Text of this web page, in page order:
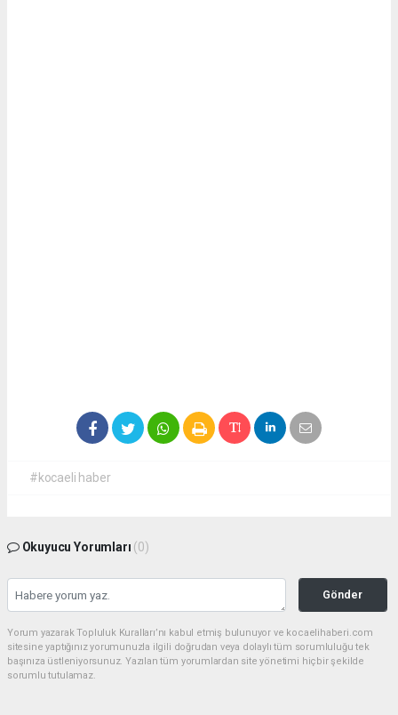
#kocaeli haber
Okuyucu Yorumları (0)
Gönder
Yorum yazarak Topluluk Kuralları’nı kabul etmiş bulunuyor ve kocaelihaberi.com
sitesine yaptığınız yorumunuzla ilgili doğrudan veya dolaylı tüm sorumluluğu tek
başınıza üstleniyorsunuz. Yazılan tüm yorumlardan site yönetimi hiçbir şekilde
sorumlu tutulamaz.